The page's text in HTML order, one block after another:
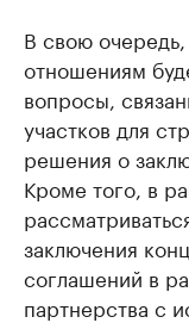
В свою
отношениям
вопросы,
участков для
решения о
Кроме того, в
заключения
соглашений в
партнерства с